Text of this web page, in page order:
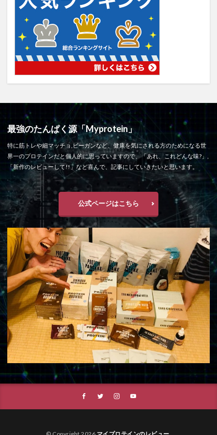
最強のたんぱく源「Myprotein」
特に筋トレや細マッチョ,ビーガンなど、健康を気にされる方のためになる世
界一のプロテインだと個人的に思っていますので、「あれ、これどんな味?」,
「新作のレビューして!!」など喜んで、記事にしていきたいと思います。
公式ページはこちら